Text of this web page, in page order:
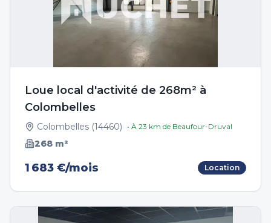
Loue local d'activité de 268m² à
Colombelles
Colombelles (14460) • À 23 km de Beaufour-Druval
268 m²
1 683 €/mois Location